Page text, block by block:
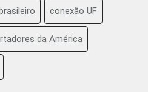
conexão UF
da América